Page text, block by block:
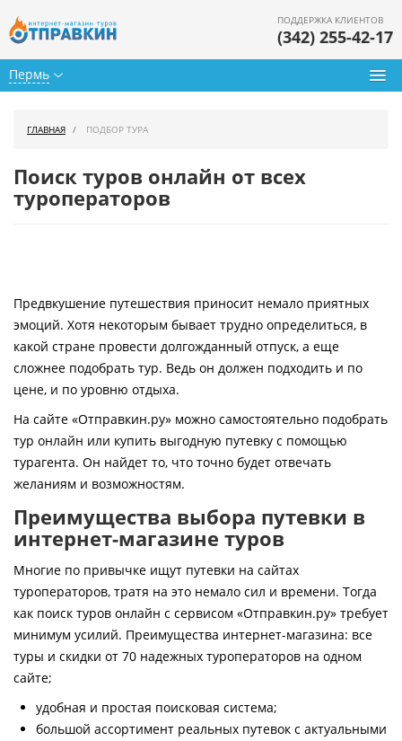
Пермь
ПОДДЕРЖКА КЛИЕНТОВ
(342) 255-42-17
Горящие туры
Страны
Как купить
Контакты
ГЛАВНАЯ ПОДБОР ТУРА
Поиск туров онлайн от всех
туроператоров
Предвкушение путешествия приносит немало приятных
эмоций. Хотя некоторым бывает трудно определиться, в
какой стране провести долгожданный отпуск, а еще
сложнее подобрать тур. Ведь он должен подходить и по
цене, и по уровню отдыха.
На сайте «Отправкин.ру» можно самостоятельно подобрать
тур онлайн или купить выгодную путевку с помощью
турагента. Он найдет то, что точно будет отвечать
желаниям и возможностям.
Преимущества выбора путевки в
интернет-магазине туров
Многие по привычке ищут путевки на сайтах
туроператоров, тратя на это немало сил и времени. Тогда
как поиск туров онлайн с сервисом «Отправкин.ру» требует
минимум усилий. Преимущества интернет-магазина: все
туры и скидки от 70 надежных туроператоров на одном
сайте;
удобная и простая поисковая система;
большой ассортимент реальных путевок с актуальными